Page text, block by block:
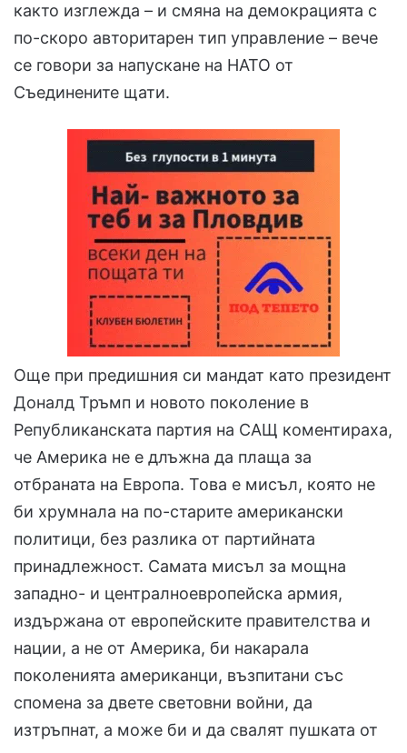
както изглежда – и смяна на демокрацията с
по-скоро авторитарен тип управление – вече
се говори за напускане на НАТО от
Съединените щати.
Още при предишния си мандат като президент
Доналд Тръмп и новото поколение в
Републиканската партия на САЩ коментираха,
че Америка не е длъжна да плаща за
отбраната на Европа. Това е мисъл, която не
би хрумнала на по-старите американски
политици, без разлика от партийната
принадлежност. Самата мисъл за мощна
западно- и централноевропейска армия,
издържана от европейските правителства и
нации, а не от Америка, би накарала
поколенията американци, възпитани със
спомена за двете световни войни, да
изтръпнат, а може би и да свалят пушката от